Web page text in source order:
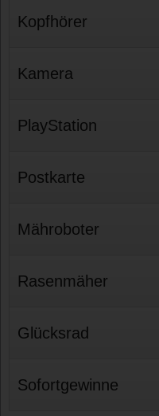
Kopfhörer
Kamera
PlayStation
Postkarte
Mähroboter
Rasenmäher
Glücksrad
Sofortgewinne